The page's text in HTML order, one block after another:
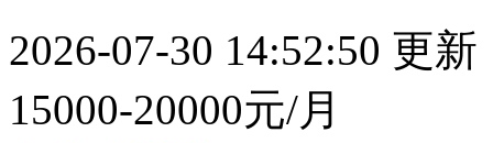
2026-07-30 14:52:50 更新
15000-20000元/月